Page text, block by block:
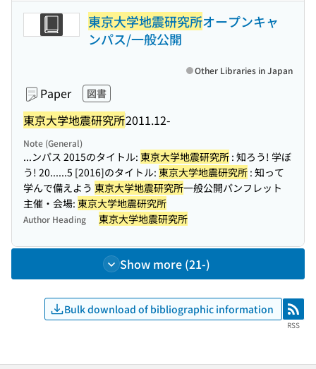
東京大学地震研究所オープンキャ
ンパス/一般公開
Paper 図書
東京大学地震研究所2011.12-
Other Libraries in Japan
Note (General)
...ンパス 2015のタイトル: 東京大学地震研究所 : 知ろう! 学ぼ
う! 20......5 [2016]のタイトル: 東京大学地震研究所 : 知って
学んで備えよう 東京大学地震研究所一般公開パンフレット
主催・会場: 東京大学地震研究所
Author Heading 東京大学地震研究所
Show more (21-)
Bulk download of bibliographic information RSS
RSS